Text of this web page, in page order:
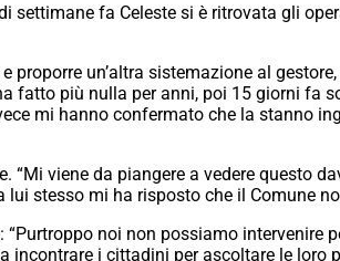
settimane fa Celeste si è ritrovata gli
un’altra sistemazione al
fatto più nulla per anni, poi 15 giorni fa
mi hanno confermato che la stanno
“Mi viene da piangere a vedere questo
stesso mi ha risposto che il Comune
noi non possiamo intervenire
i cittadini per ascoltare le loro